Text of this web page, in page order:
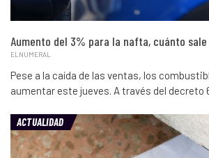
Aumento del 3% para la nafta, cuánto
ELNUMERAL
Pese a la caída de las ventas, los
aumentar este jueves. A través del decreto
ACTUALIDAD